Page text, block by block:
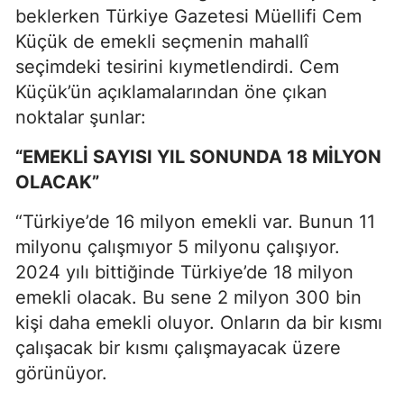
beklerken Türkiye Gazetesi Müellifi Cem
Küçük de emekli seçmenin mahallî
seçimdeki tesirini kıymetlendirdi. Cem
Küçük’ün açıklamalarından öne çıkan
noktalar şunlar:
“EMEKLİ SAYISI YIL SONUNDA 18 MİLYON
OLACAK”
“Türkiye’de 16 milyon emekli var. Bunun 11
milyonu çalışmıyor 5 milyonu çalışıyor.
2024 yılı bittiğinde Türkiye’de 18 milyon
emekli olacak. Bu sene 2 milyon 300 bin
kişi daha emekli oluyor. Onların da bir kısmı
çalışacak bir kısmı çalışmayacak üzere
görünüyor.